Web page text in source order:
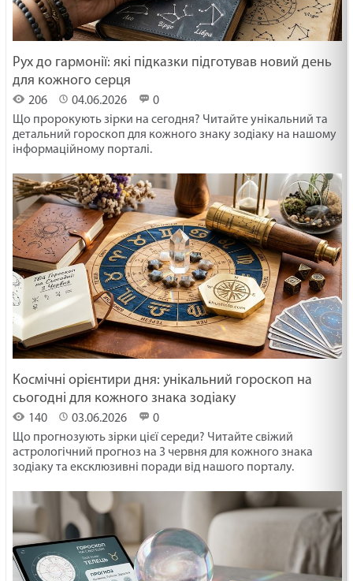
Рух до гармонії: які підказки підготував новий день
для кожного серця
206 04.06.2026
0
Що пророкують зірки на сегодня? Читайте унікальний та
детальний гороскоп для кожного знаку зодіаку на нашому
інформаційному порталі.
Космічні орієнтири дня: унікальний гороскоп на
сьогодні для кожного знака зодіаку
140 03.06.2026
0
Що прогнозують зірки цієї середи? Читайте свіжий
астрологічний прогноз на 3 червня для кожного знака
зодіаку та ексклюзивні поради від нашого порталу.